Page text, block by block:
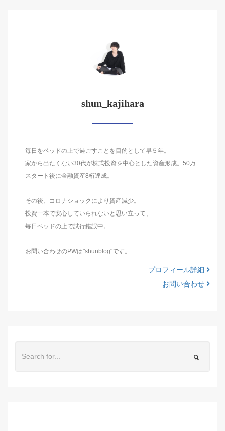
shun_kajihara
毎日をベッドの上で過ごすことを目的として早５年。
家から出たくない30代が株式投資を中心とした資産形成。50万
スタート後に金融資産8桁達成。
その後、コロナショックにより資産減少。
投資一本で安心していられないと思い立って、
毎日ベッドの上で試行錯誤中。
お問い合わせのPWは"shunblog"です。
プロフィール詳細
お問い合わせ